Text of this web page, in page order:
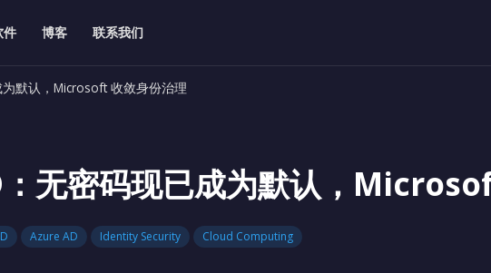
件 博客 联系我们
默认，Microsoft 收敛身份治理
无密码现已成为默认，
Azure AD Identity Security Cloud Computing